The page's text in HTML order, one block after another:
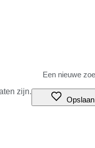
zijn.
Opslaan